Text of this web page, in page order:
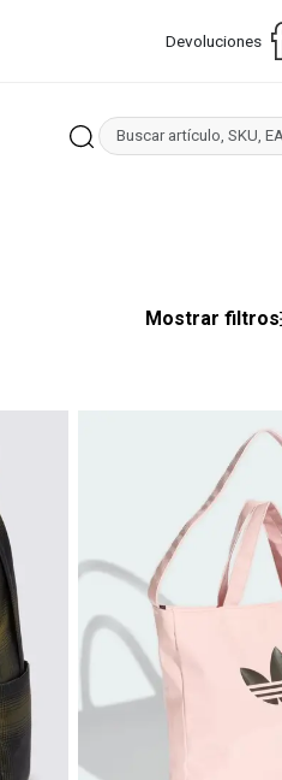
Devoluciones
Mostrar filtros